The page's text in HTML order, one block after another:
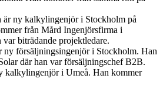
är ny kalkylingenjör i Stockholm på
från Mård Ingenjörsfirma i
biträdande projektledare.
ny försäljningsingenjör i Stockholm. Han
där han var försäljningschef B2B.
kalkylingenjör i Umeå. Han kommer